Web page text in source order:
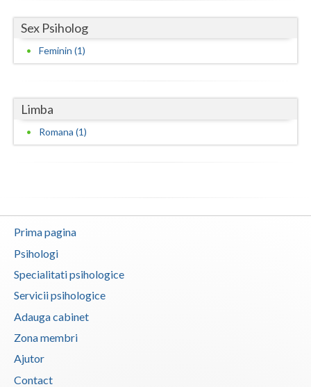
Ilfov
Maramures
Mures
Neamt
Salaj
Satu-Mare
Sibiu
Suceava
Teleorman
Tulcea
Sex Psiholog
Feminin (1)
Limba
Romana (1)
Prima pagina
Psihologi
Specialitati psihologice
Servicii psihologice
Adauga cabinet
Zona membri
Ajutor
Contact